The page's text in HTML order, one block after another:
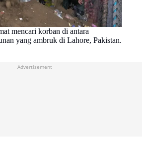
mencari korban di antara
yang ambruk di Lahore, Pakistan.
Advertisement